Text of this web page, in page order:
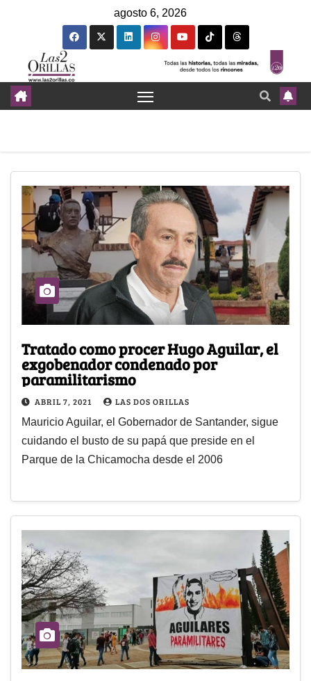
agosto 6, 2026
Tratado como procer Hugo Aguilar, el
exgobenador condenado por
paramilitarismo
ABRIL 7, 2021 LAS DOS ORILLAS
Mauricio Aguilar, el Gobernador de Santander, sigue
cuidando el busto de su papá que preside en el
Parque de la Chicamocha desde el 2006